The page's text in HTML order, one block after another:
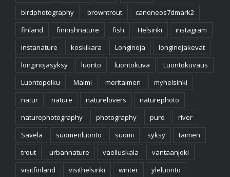
birdphotography
browntrout
canoneos7dmark2
finland
finnishnature fish Helsinki
instagram
instanature
koskikara Longinoja
longinojakevat
longinojasyksy
luonto luontokuva
Luontokuvaus
Luontopolku
Malmi meritaimen
myhelsinki
natur
nature naturelovers
naturephoto
naturephotography
photography puro
river
Savela
suomenluonto suomi syksy
taimen
trout
urbannature vaelluskala
vantaanjoki
visitfinland
visithelsinki winter yleluonto